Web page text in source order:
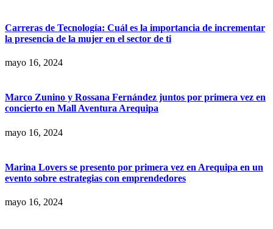
Carreras de Tecnología: Cuál es la importancia de incrementar
la presencia de la mujer en el sector de ti
mayo 16, 2024
Marco Zunino y Rossana Fernández juntos por primera vez en
concierto en Mall Aventura Arequipa
mayo 16, 2024
Marina Lovers se presento por primera vez en Arequipa en un
evento sobre estrategias con emprendedores
mayo 16, 2024